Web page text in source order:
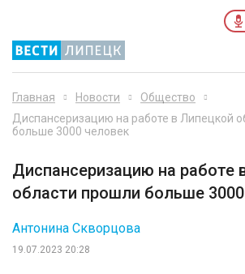
Главная Новости
Общество
Диспансеризацию на работе в Липецкой
больше 3000 человек
Диспансеризацию на работе
области прошли больше
19.07.2023 20:28
Антонина Скворцова